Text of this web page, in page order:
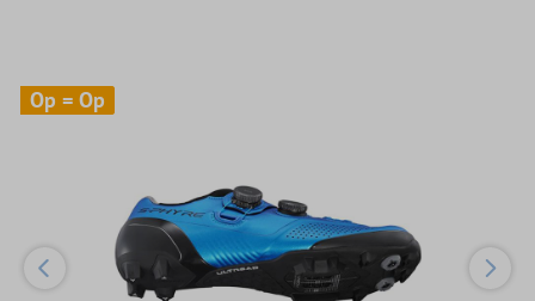
Op = Op
Op = Op